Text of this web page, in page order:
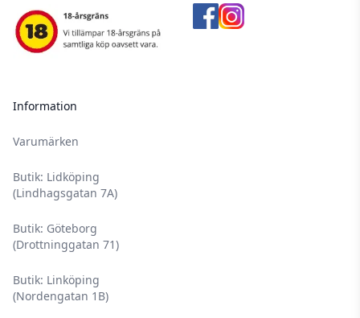
Information
Varumärken
Butik: Lidköping
(Lindhagsgatan 7A)
Butik: Göteborg
(Drottninggatan 71)
Butik: Linköping
(Nordengatan 1B)